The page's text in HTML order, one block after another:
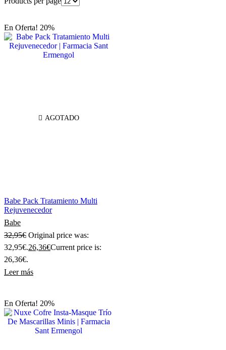
En Oferta! 20%
AGOTADO
Babe Pack Tratamiento Multi
Rejuvenecedor
Babe
32,95€ Original price was:
32,95€.26,36€Current price is:
26,36€.
Leer más
En Oferta! 20%